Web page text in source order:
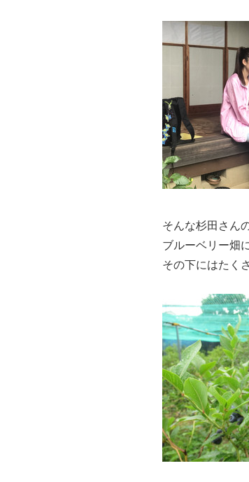
そんな杉田さん
ブルーベリー畑
その下にはたく